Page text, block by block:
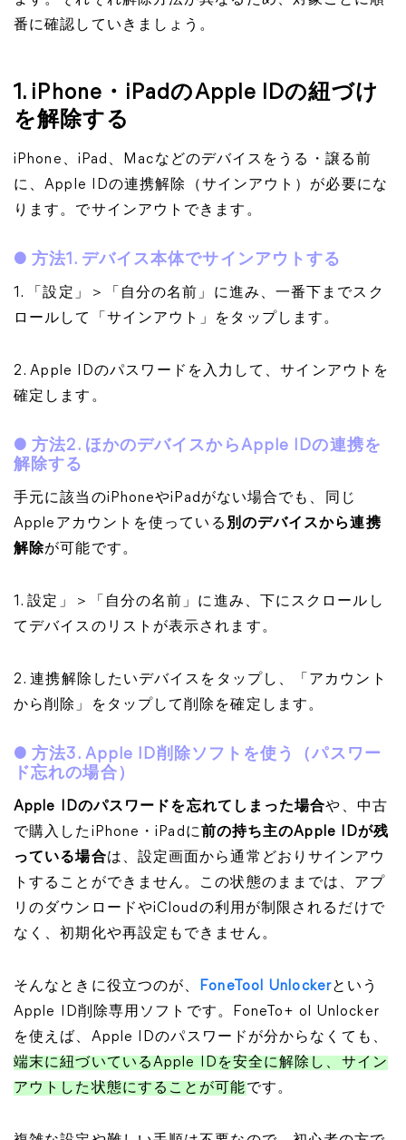
番に確認していきましょう。
1. iPhone・iPadのApple IDの紐づけ
を解除する
iPhone、iPad、Macなどのデバイスをうる・譲る前
に、Apple IDの連携解除（サインアウト）が必要にな
ります。でサインアウトできます。
● 方法1. デバイス本体でサインアウトする
1. 「設定」＞「自分の名前」に進み、一番下までスク
ロールして「サインアウト」をタップします。
2. Apple IDのパスワードを入力して、サインアウトを
確定します。
● 方法2. ほかのデバイスからApple IDの連携を
解除する
手元に該当のiPhoneやiPadがない場合でも、同じ
Appleアカウントを使っている 別のデバイスから連携
解除が可能です。
1. 設定」＞「自分の名前」に進み、下にスクロールし
てデバイスのリストが表示されます。
2. 連携解除したいデバイスをタップし、「アカウント
から削除」をタップして削除を確定します。
● 方法3. Apple ID削除ソフトを使う（パスワー
ド忘れの場合）
Apple IDのパスワードを忘れてしまった場合や、中古
で購入したiPhone・iPadに前の持ち主のApple IDが残
っている場合は、設定画面から通常どおりサインアウ
トすることができません。この状態のままでは、アプ
リのダウンロードやiCloudの利用が制限されるだけで
なく、初期化や再設定もできません。
そんなときに役立つのが、 FoneTool Unlockerという
Apple ID削除専用ソフトです。FoneTo+ ol Unlocker
を使えば、Apple IDのパスワードが分からなくても、
端末に紐づいているApple IDを安全に解除し、サイン
アウトした状態にすることが可能です。